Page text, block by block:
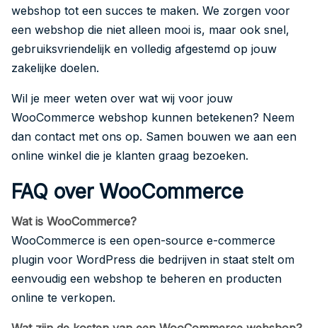
webshop tot een succes te maken. We zorgen voor
een webshop die niet alleen mooi is, maar ook snel,
gebruiksvriendelijk en volledig afgestemd op jouw
zakelijke doelen.
Wil je meer weten over wat wij voor jouw
WooCommerce webshop kunnen betekenen? Neem
dan contact met ons op. Samen bouwen we aan een
online winkel die je klanten graag bezoeken.
FAQ over WooCommerce
Wat is WooCommerce?
WooCommerce is een open-source e-commerce
plugin voor WordPress die bedrijven in staat stelt om
eenvoudig een webshop te beheren en producten
online te verkopen.